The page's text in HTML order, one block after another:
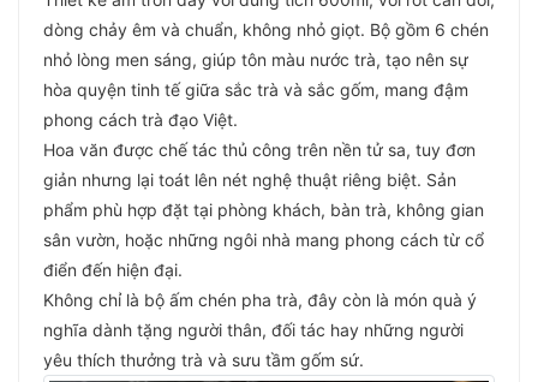
dòng chảy êm và chuẩn, không nhỏ giọt. Bộ gồm 6 chén
nhỏ lòng men sáng, giúp tôn màu nước trà, tạo nên sự
hòa quyện tinh tế giữa sắc trà và sắc gốm, mang đậm
phong cách trà đạo Việt.
Hoa văn được chế tác thủ công trên nền tử sa, tuy đơn
giản nhưng lại toát lên nét nghệ thuật riêng biệt. Sản
phẩm phù hợp đặt tại phòng khách, bàn trà, không gian
sân vườn, hoặc những ngôi nhà mang phong cách từ cổ
điển đến hiện đại.
Không chỉ là bộ ấm chén pha trà, đây còn là món quà ý
nghĩa dành tặng người thân, đối tác hay những người
yêu thích thưởng trà và sưu tầm gốm sứ.